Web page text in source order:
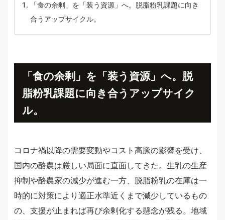
「食の余剰」を「装う資源」へ。脱脂粉乳課題に向き
合うアップサイクル。
「食の余剰」を「装う資源」へ。脱
脂粉乳課題に向き合うアップサイク
ル。
コロナ禍以降の需要変動やコスト高騰の影響を受け、
国内の酪農は厳しい局面に直面してきた。生乳の生産
抑制や酪農家の減少が進む一方、脱脂粉乳の在庫は一
時的に対策により適正水準近くまで減少しているもの
の、支援が止まれば再び余剰化する懸念が残る。地域